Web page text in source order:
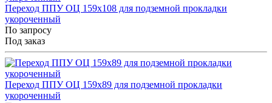
Переход ППУ ОЦ 159x108 для подземной прокладки
укороченный
По запросу
Под заказ
Переход ППУ ОЦ 159x89 для подземной прокладки
укороченный